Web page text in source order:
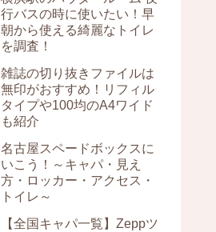
行バスの時に使いたい！早
朝から使える綺麗なトイレ
を調査！
雑誌の切り抜きファイルは
無印がおすすめ！リフィル
タイプや100均のA4ワイド
も紹介
名古屋スペードボックスに
いこう！～キャパ・見え
方・ロッカー・アクセス・
トイレ～
【全国キャパ一覧】Zeppツ